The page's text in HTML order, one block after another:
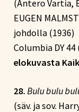
(Antero Vartia,
EUGEN
johdolla (1936)
Columbia DY 44
elokuvasta
28. Bulu bulu
(säv. ja sov.